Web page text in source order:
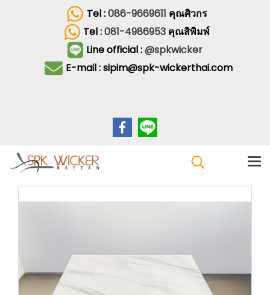
Tel :086-9669611 คุณศิวกร
Tel :081-4986953 คุณสิพิมพ์
Line official :@spkwicker
E-mail : sipim@spk-wickerthai.com